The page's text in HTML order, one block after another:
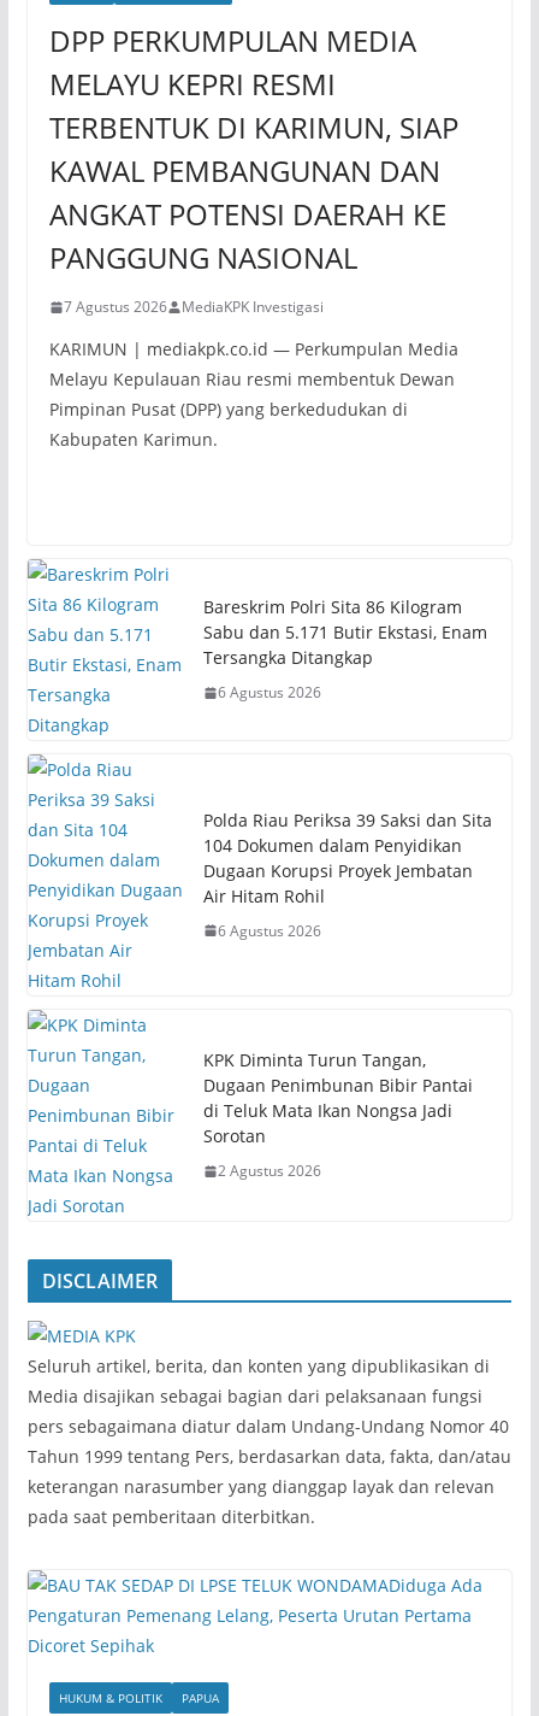
DPP PERKUMPULAN MEDIA
MELAYU KEPRI RESMI
TERBENTUK DI KARIMUN, SIAP
KAWAL PEMBANGUNAN DAN
ANGKAT POTENSI DAERAH KE
PANGGUNG NASIONAL
7 Agustus 2026 MediaKPK Investigasi
KARIMUN | mediakpk.co.id — Perkumpulan Media
Melayu Kepulauan Riau resmi membentuk Dewan
Pimpinan Pusat (DPP) yang berkedudukan di
Kabupaten Karimun.
Bareskrim Polri Sita 86 Kilogram
Sabu dan 5.171 Butir Ekstasi, Enam
Tersangka Ditangkap
6 Agustus 2026
Polda Riau Periksa 39 Saksi dan Sita
104 Dokumen dalam Penyidikan
Dugaan Korupsi Proyek Jembatan
Air Hitam Rohil
6 Agustus 2026
KPK Diminta Turun Tangan,
Dugaan Penimbunan Bibir Pantai
di Teluk Mata Ikan Nongsa Jadi
Sorotan
2 Agustus 2026
DISCLAIMER
‎Seluruh artikel, berita, dan konten yang dipublikasikan di
Media disajikan sebagai bagian dari pelaksanaan fungsi
pers sebagaimana diatur dalam Undang-Undang Nomor 40
Tahun 1999 tentang Pers, berdasarkan data, fakta, dan/atau
keterangan narasumber yang dianggap layak dan relevan
pada saat pemberitaan diterbitkan.
HUKUM & POLITIK PAPUA